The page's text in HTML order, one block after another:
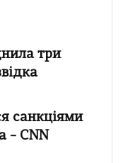
три
санкціями
– CNN